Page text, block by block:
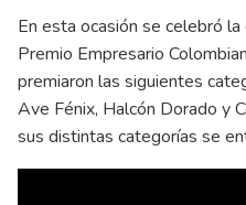
En esta ocasión se celebró
Premio Empresario
premiaron las siguientes
Ave Fénix, Halcón Dorado y
sus distintas categorías se